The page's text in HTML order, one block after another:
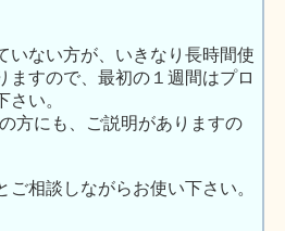
いない方が、いきなり長時間使
ますので、最初の１週間はプロ
い。
方にも、ご説明がありますの
相談しながらお使い下さい。